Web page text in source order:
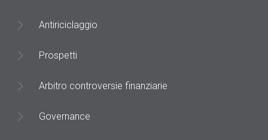
Antiriciclaggio
Prospetti
Arbitro controversie finanziarie
Governance